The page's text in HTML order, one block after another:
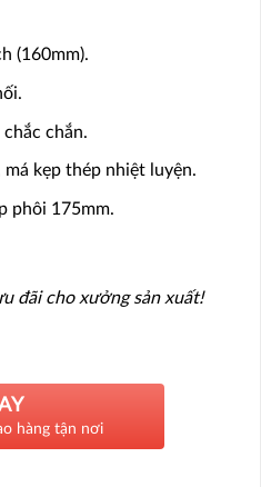
(160mm).
chắn.
kẹp thép nhiệt luyện.
phôi 175mm.
đãi cho xưởng sản xuất!
hàng tận nơi